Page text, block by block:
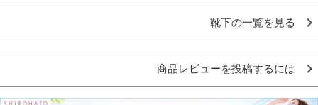
靴下の一覧を見る
商品レビューを投稿するには